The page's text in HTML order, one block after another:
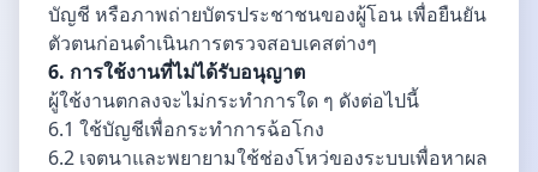
บัญชี หรือภาพถ่ายบัตรประชาชนของผู้โอน เพื่อยืนยัน
ตัวตนก่อนดำเนินการตรวจสอบเคสต่างๆ
6. การใช้งานที่ไม่ได้รับอนุญาต
ผู้ใช้งานตกลงจะไม่กระทำการใด ๆ ดังต่อไปนี้
6.1 ใช้บัญชีเพื่อกระทำการฉ้อโกง
6.2 เจตนาและพยายามใช้ช่องโหว่ของระบบเพื่อหาผล